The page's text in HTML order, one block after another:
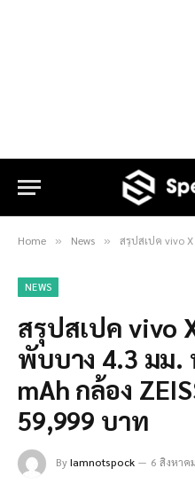
Home » News » สรุปสเปค vivo X Fold 5 มือถือจ
NEWS
สรุปสเปค vivo
พับบาง 4.3 มม.
mAh กล้อง
59,999 บาท
ByIamnotspock 6 สิงหาค